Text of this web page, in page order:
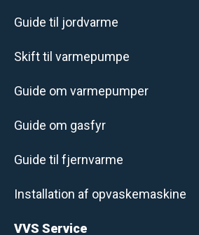
Guide til jordvarme
Skift til varmepumpe
Guide om varmepumper
Guide om gasfyr
Guide til fjernvarme
Installation af opvaskemaskine
VVS Service